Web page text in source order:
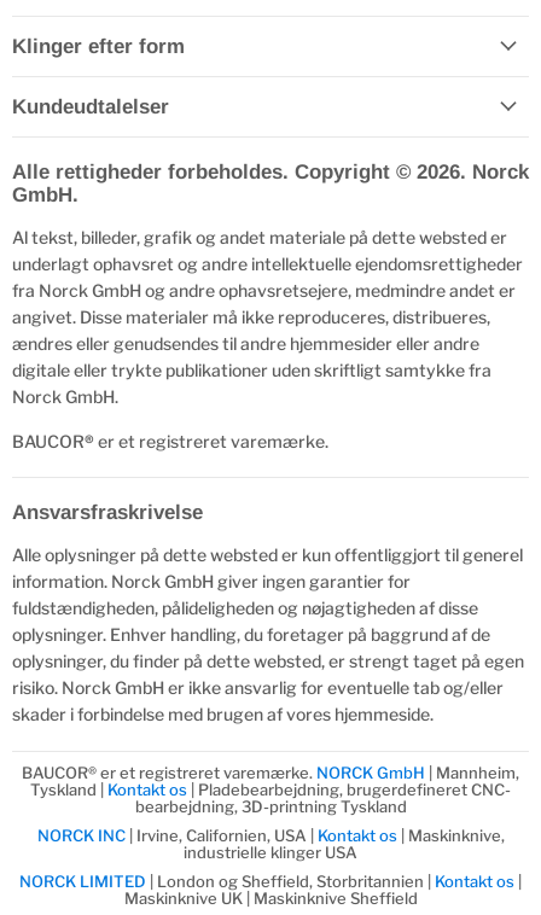
Klinger efter form
Kundeudtalelser
Alle rettigheder forbeholdes. Copyright © 2026. Norck
GmbH.
Al tekst, billeder, grafik og andet materiale på dette websted er
underlagt ophavsret og andre intellektuelle ejendomsrettigheder
fra Norck GmbH og andre ophavsretsejere, medmindre andet er
angivet. Disse materialer må ikke reproduceres, distribueres,
ændres eller genudsendes til andre hjemmesider eller andre
digitale eller trykte publikationer uden skriftligt samtykke fra
Norck GmbH.
BAUCOR® er et registreret varemærke.
Ansvarsfraskrivelse
Alle oplysninger på dette websted er kun offentliggjort til generel
information. Norck GmbH giver ingen garantier for
fuldstændigheden, pålideligheden og nøjagtigheden af disse
oplysninger. Enhver handling, du foretager på baggrund af de
oplysninger, du finder på dette websted, er strengt taget på egen
risiko. Norck GmbH er ikke ansvarlig for eventuelle tab og/eller
skader i forbindelse med brugen af vores hjemmeside.
BAUCOR® er et registreret varemærke. NORCK GmbH | Mannheim,
Tyskland | Kontakt os | Pladebearbejdning, brugerdefineret CNC-
bearbejdning, 3D-printning Tyskland
NORCK INC| Irvine, Californien, USA | Kontakt os
| Maskinknive,
industrielle klinger USA
NORCK LIMITED
| London og Sheffield, Storbritannien | Kontakt os
Maskinknive UK | Maskinknive Sheffield